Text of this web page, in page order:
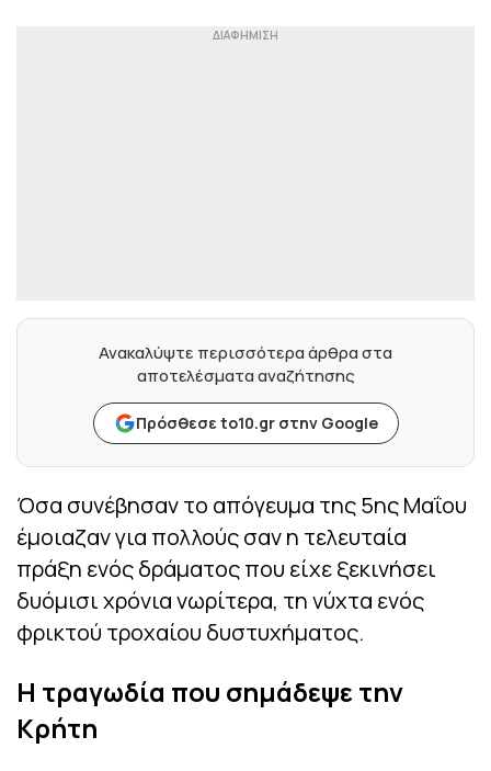
Ανακαλύψτε περισσότερα άρθρα στα
αποτελέσματα αναζήτησης
Πρόσθεσε to10.gr στην Google
Όσα συνέβησαν το απόγευμα της 5ης Μαΐου
έμοιαζαν για πολλούς σαν η τελευταία
πράξη ενός δράματος που είχε ξεκινήσει
δυόμισι χρόνια νωρίτερα, τη νύχτα ενός
φρικτού τροχαίου δυστυχήματος.
Η τραγωδία που σημάδεψε την
Κρήτη